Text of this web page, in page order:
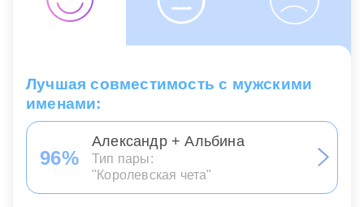
Лучшая совместимость с мужскими
именами:
96%
Александр + Альбина
Тип пары:
"Королевская чета"